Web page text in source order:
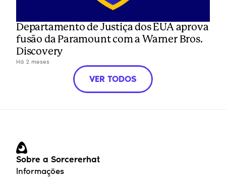
Departamento de Justiça dos EUA aprova
fusão da Paramount com a Warner Bros.
Discovery
Há 2 meses
VER TODOS
Sobre a Sorcererhat
Informações